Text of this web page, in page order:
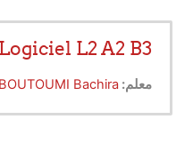
L2 A2 B3
معلم: BOUTOUMI Bachira